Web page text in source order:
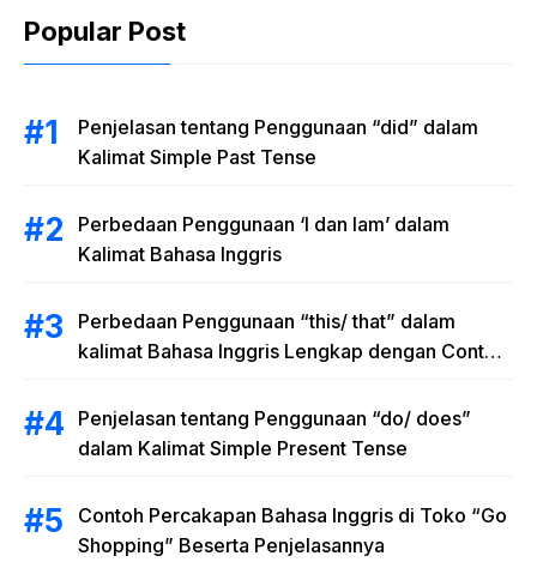
Popular Post
Penjelasan tentang Penggunaan “did” dalam
Kalimat Simple Past Tense
Perbedaan Penggunaan ‘I dan Iam’ dalam
Kalimat Bahasa Inggris
Perbedaan Penggunaan “this/ that” dalam
kalimat Bahasa Inggris Lengkap dengan Contoh
Penjelasan tentang Penggunaan “do/ does”
dalam Kalimat Simple Present Tense
Contoh Percakapan Bahasa Inggris di Toko “Go
Shopping” Beserta Penjelasannya